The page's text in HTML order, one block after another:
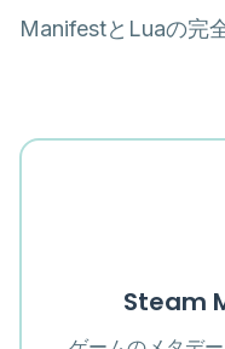
ManifestとLuaの完
Steam